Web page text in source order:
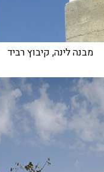
מבנה לינה, קיבוץ רביד